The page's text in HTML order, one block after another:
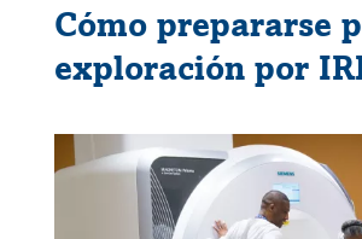
Cómo prepararse
exploración por